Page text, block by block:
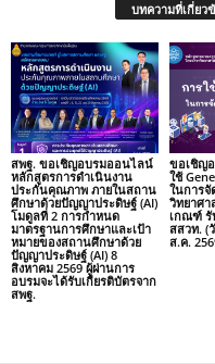
บทความที่เกี่ยว
สพฐ. ขอเชิญอบรมออนไลน์
หลักสูตรการดำเนินงาน
ประกันคุณภาพ ภายในสถาน
ศึกษาด้วยปัญญาประดิษฐ์ (AI)
โมดูลที่ 2 การกำหนด
มาตรฐานการศึกษาและเป้า
หมายของสถานศึกษาด้วย
ปัญญาประดิษฐ์ (AI) 8
สิงหาคม 2569 ผู้ผ่านการ
อบรมจะได้รับเกียรติบัตรจาก
สพฐ.
ขอเชิญ
ใช้
ในการจั
วิทยาศ
เกณฑ์ รั
สสวท. (
ส.ค.